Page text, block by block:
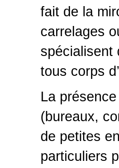
fait de la
carrelages
spécialisent
tous corps
La
(bureaux,
de petites
particuliers